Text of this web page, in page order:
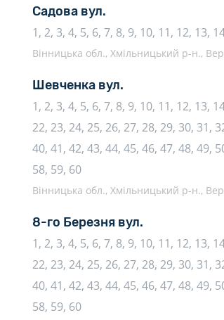
Садова вул.
1, 2, 3, 4, 5, 6, 7, 8, 9, 10, 11, 12, 13,
Вінницька обл., Хмільницький р-н.,
Шевченка вул.
1, 2, 3, 4, 5, 6, 7, 8, 9, 10, 11, 12, 13,
22, 23, 24, 25, 26, 27, 28, 29, 30, 31,
40, 41, 42, 43, 44, 45, 46, 47, 48, 49,
58, 59, 60
Вінницька обл., Хмільницький р-н.,
8-го Березня вул.
1, 2, 3, 4, 5, 6, 7, 8, 9, 10, 11, 12, 13,
22, 23, 24, 25, 26, 27, 28, 29, 30, 31,
40, 41, 42, 43, 44, 45, 46, 47, 48, 49,
58, 59, 60